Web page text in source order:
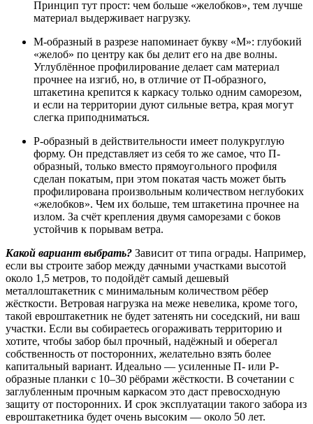
Принцип тут прост: чем больше «желобков», тем лучше
материал выдерживает нагрузку.
М-образный в разрезе напоминает букву «М»: глубокий
«желоб» по центру как бы делит его на две волны.
Углублённое профилирование делает сам материал
прочнее на изгиб, но, в отличие от П-образного,
штакетина крепится к каркасу только одним саморезом,
и если на территории дуют сильные ветра, края могут
слегка приподниматься.
Р-образный в действительности имеет полукруглую
форму. Он представляет из себя то же самое, что П-
образный, только вместо прямоугольного профиля
сделан покатым, при этом покатая часть может быть
профилирована произвольным количеством неглубоких
«желобков». Чем их больше, тем штакетина прочнее на
излом. За счёт крепления двумя саморезами с боков
устойчив к порывам ветра.
Какой вариант выбрать? Зависит от типа ограды. Например,
если вы строите забор между дачными участками высотой
около 1,5 метров, то подойдёт самый дешевый
металлоштакетник с минимальным количеством рёбер
жёсткости. Ветровая нагрузка на меже невелика, кроме того,
такой евроштакетник не будет затенять ни соседский, ни ваш
участки. Если вы собираетесь огораживать территорию и
хотите, чтобы забор был прочный, надёжный и оберегал
собственность от посторонних, желательно взять более
капитальный вариант. Идеально — усиленные П- или Р-
образные планки с 10–30 рёбрами жёсткости. В сочетании с
заглубленным прочным каркасом это даст превосходную
защиту от посторонних. И срок эксплуатации такого забора из
евроштакетника будет очень высоким — около 50 лет.